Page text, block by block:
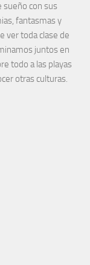
sueño con sus
fantasmas y
ver toda clase de
juntos en
todo a las playas
otras culturas.